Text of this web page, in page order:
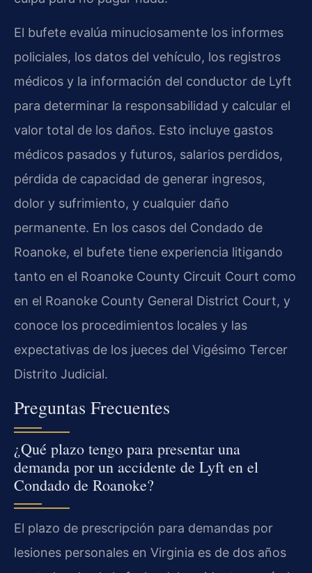
El bufete evalúa minuciosamente los informes
policiales, los datos del vehículo, los registros
médicos y la información del conductor de Lyft
para determinar la responsabilidad y calcular el
valor total de los daños. Esto incluye gastos
médicos pasados y futuros, salarios perdidos,
pérdida de capacidad de generar ingresos,
dolor y sufrimiento, y cualquier daño
permanente. En los casos del Condado de
Roanoke, el bufete tiene experiencia litigando
tanto en el Roanoke County Circuit Court como
en el Roanoke County General District Court, y
conoce los procedimientos locales y las
expectativas de los jueces del Vigésimo Tercer
Distrito Judicial.
Preguntas Frecuentes
¿Qué plazo tengo para presentar una
demanda por un accidente de Lyft en el
Condado de Roanoke?
El plazo de prescripción para demandas por
lesiones personales en Virginia es de dos años